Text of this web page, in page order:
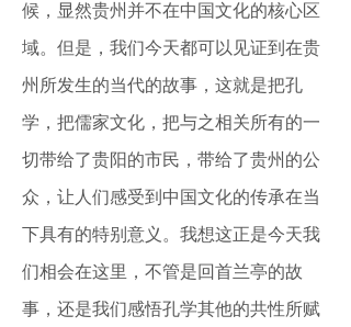
候，显然贵州并不在中国文化的核心区
域。但是，我们今天都可以见证到在贵
州所发生的当代的故事，这就是把孔
学，把儒家文化，把与之相关所有的一
切带给了贵阳的市民，带给了贵州的公
众，让人们感受到中国文化的传承在当
下具有的特别意义。我想这正是今天我
们相会在这里，不管是回首兰亭的故
事，还是我们感悟孔学其他的共性所赋